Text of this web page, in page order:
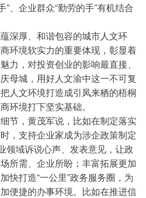
”、企业群众“勤劳的手”有机结合
厚、和谐包容的城市人文环
环境软实力的重要体现，彰显着
力，对投资创业的影响最直接、
母城，用好人文渝中这一不可复
人文环境打造成引凤来栖的梧桐
环境打下坚实基础。
，黄茂军说，比如在制定落实
，支持企业家成为涉企政策制定
领域诉说心声、发表意见，让政
所需、企业所盼；丰富拓展更加
快打造“一公里”政务服务圈，为
便捷的办事环境。比如在推进信